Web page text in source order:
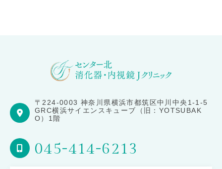
〒224-0003 神奈川県横浜市都筑区中川中央1-1-5
GRC横浜サイエンスキューブ（旧：YOTSUBAK
O）1階
045-414-6213